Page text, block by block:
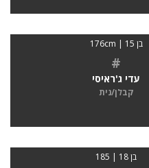
בן 15 | 176cm
#
עדי ג'ראיסי
קבלן/נית
בן 18 | 185